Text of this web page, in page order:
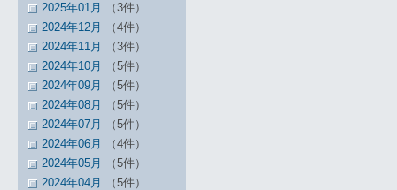
2025年01月
（3件）
2024年12月
（4件）
2024年11月
（3件）
2024年10月
（5件）
2024年09月
（5件）
2024年08月
（5件）
2024年07月
（5件）
2024年06月
（4件）
2024年05月
（5件）
2024年04月
（5件）